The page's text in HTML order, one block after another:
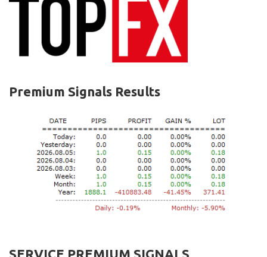
Premium Signals Results
SERVICE PREMIUM SIGNALS